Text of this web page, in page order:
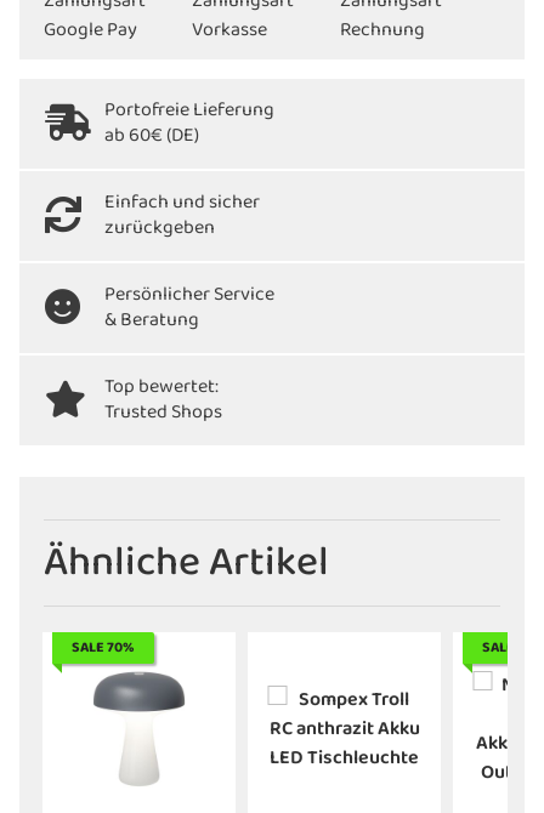
Portofreie Lieferung
ab 60€ (DE)
Einfach und sicher
zurückgeben
Persönlicher Service
& Beratung
Top bewertet:
Trusted Shops
Ähnliche Artikel
SALE 70% SALE 55%